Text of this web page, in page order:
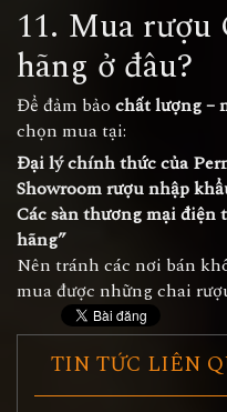
11. Mua rượu
hãng ở đâu?
Để đảm bảo chất lượng –
chọn mua tại:
Đại lý chính thức của
Showroom rượu nhập
Các sàn thương mại
hãng”
Nên tránh các nơi bán
mua được những chai
TIN TỨC LIÊN